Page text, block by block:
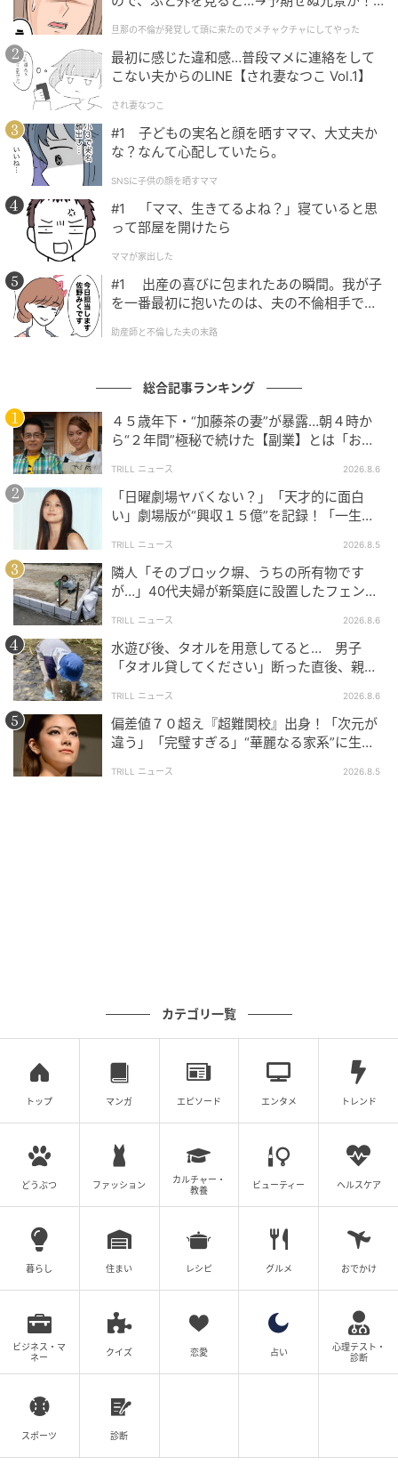
クチャにしてやった
旦那の不倫が発覚して頭に来たのでメチャクチャにしてやった
最初に感じた違和感…普段マメに連絡をして
こない夫からのLINE【され妻なつこ Vol.1】
され妻なつこ
#1 子どもの実名と顔を晒すママ、大丈夫か
な？なんて心配していたら。
SNSに子供の顔を晒すママ
#1 「ママ、生きてるよね？」寝ていると思
って部屋を開けたら
ママが家出した
#1 出産の喜びに包まれたあの瞬間。我が子
を一番最初に抱いたのは、夫の不倫相手でし
助産師と不倫した夫の末路
総合記事ランキング
４５歳年下・“加藤茶の妻”が暴露…朝４時か
ら“２年間”極秘で続けた【副業】とは「お金
TRILL ニュース 2026.8.6
「日曜劇場ヤバくない？」「天才的に面白
い」劇場版が“興収１５億”を記録！「一生言
TRILL ニュース 2026.8.5
隣人「そのブロック塀、うちの所有物です
が…」40代夫婦が新築庭に設置したフェン
TRILL ニュース 2026.8.6
水遊び後、タオルを用意してると… 男子
「タオル貸してください」断った直後、親が
TRILL ニュース 2026.8.6
偏差値７０超え『超難関校』出身！「次元が
違う」「完璧すぎる」“華麗なる家系”に生ま
TRILL ニュース 2026.8.5
カテゴリ一覧
トップ マンガ エピソード エンタメ トレンド
どうぶつ ファッション
カルチャー・
教養
ビューティー ヘルスケア
暮らし 住まい レシピ グルメ おでかけ
ビジネス・マ
ネー
クイズ 恋愛 占い
心理テスト・
診断
スポーツ 診断